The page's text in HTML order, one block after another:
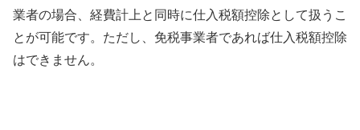
業者の場合、経費計上と同時に仕入税額控除として扱うこ
とが可能です。ただし、免税事業者であれば仕入税額控除
はできません。